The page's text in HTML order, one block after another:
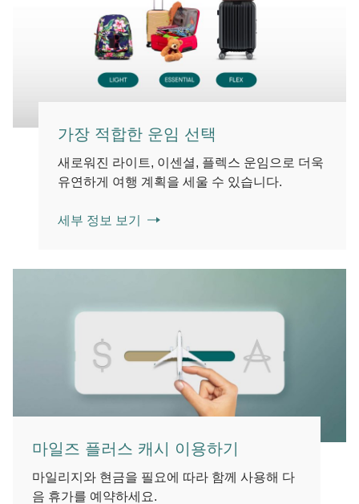
가장 적합한 운임 선택
새로워진 라이트, 이센셜, 플렉스 운임으로 더욱
유연하게 여행 계획을 세울 수 있습니다.
세부 정보 보기
마일즈 플러스 캐시 이용하기
마일리지와 현금을 필요에 따라 함께 사용해 다
음 휴가를 예약하세요.